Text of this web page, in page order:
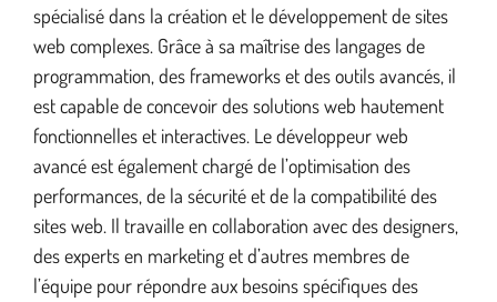
spécialisé dans la création et le développement de sites
web complexes. Grâce à sa maîtrise des langages de
programmation, des frameworks et des outils avancés, il
est capable de concevoir des solutions web hautement
fonctionnelles et interactives. Le développeur web
avancé est également chargé de l’optimisation des
performances, de la sécurité et de la compatibilité des
sites web. Il travaille en collaboration avec des designers,
des experts en marketing et d’autres membres de
l’équipe pour répondre aux besoins spécifiques des